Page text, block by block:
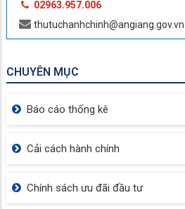
02963.957.006
thutuchanhchinh@angiang.gov.vn
CHUYÊN MỤC
Báo cáo thống kê
Cải cách hành chính
Chính sách ưu đãi đầu tư